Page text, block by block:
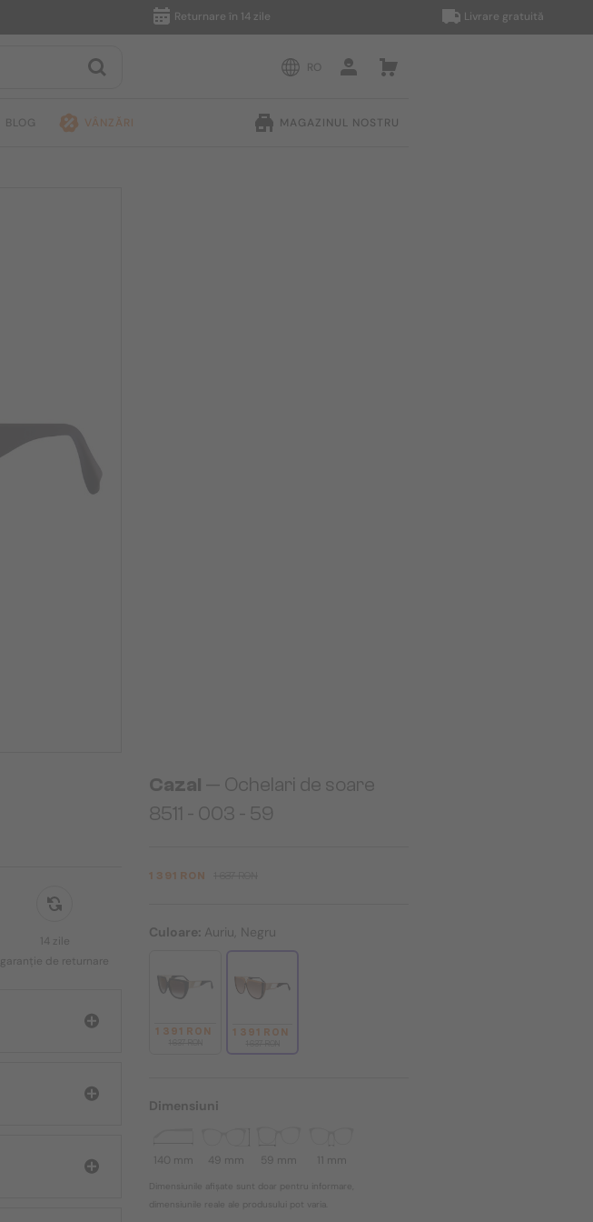
Returnare în 14 zile Livrare gratuită
RO
BLOG VÂNZĂRI MAGAZINUL NOSTRU
14 zile
garanție de returnare
Cazal — Ochelari de soare
8511 - 003 - 59
1 391 RON
Culoare: Auriu, Negru
1 391 RON 1 391 RON
Dimensiuni
140 mm 49 mm 59 mm 11 mm
Dimensiunile afișate sunt doar pentru informare,
dimensiunile reale ale produsului pot varia.